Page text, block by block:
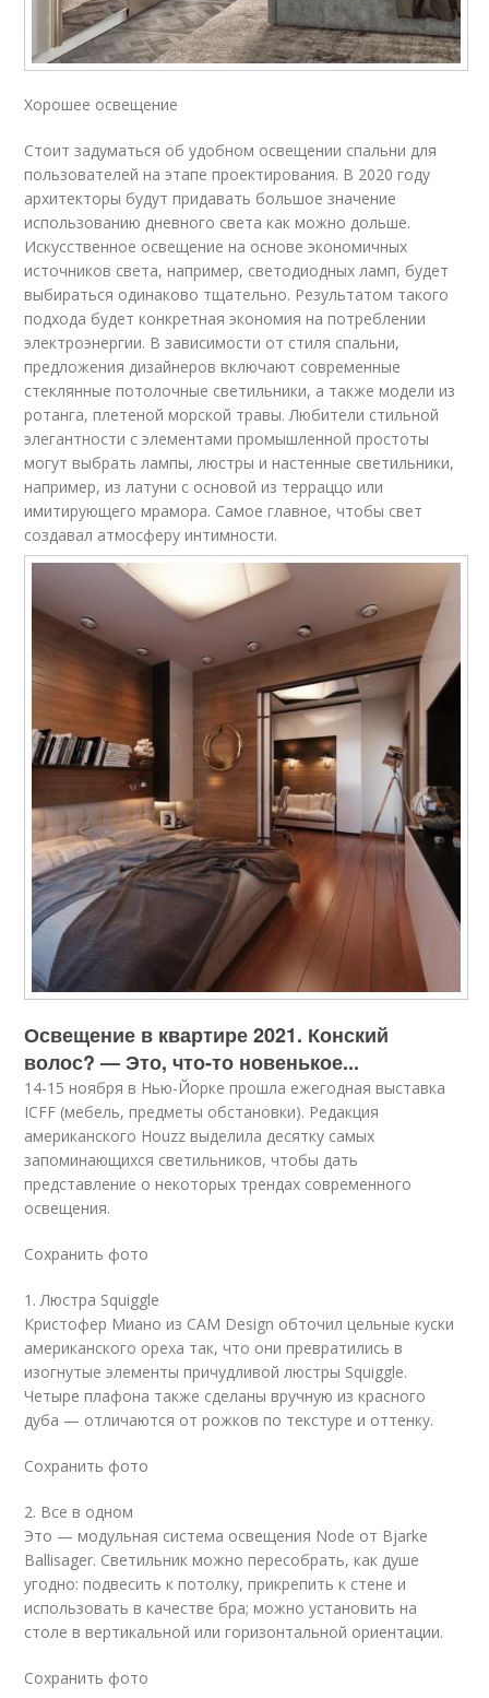
Хорошее освещение
Стоит задуматься об удобном освещении спальни для
пользователей на этапе проектирования. В 2020 году
архитекторы будут придавать большое значение
использованию дневного света как можно дольше.
Искусственное освещение на основе экономичных
источников света, например, светодиодных ламп, будет
выбираться одинаково тщательно. Результатом такого
подхода будет конкретная экономия на потреблении
электроэнергии. В зависимости от стиля спальни,
предложения дизайнеров включают современные
стеклянные потолочные светильники, а также модели из
ротанга, плетеной морской травы. Любители стильной
элегантности с элементами промышленной простоты
могут выбрать лампы, люстры и настенные светильники,
например, из латуни с основой из терраццо или
имитирующего мрамора. Самое главное, чтобы свет
создавал атмосферу интимности.
Освещение в квартире 2021. Конский
волос? — Это, что-то новенькое...
14-15 ноября в Нью-Йорке прошла ежегодная выставка
ICFF (мебель, предметы обстановки). Редакция
американского Houzz выделила десятку самых
запоминающихся светильников, чтобы дать
представление о некоторых трендах современного
освещения.
Сохранить фото
1. Люстра Squiggle
Кристофер Миано из CAM Design обточил цельные куски
американского ореха так, что они превратились в
изогнутые элементы причудливой люстры Squiggle.
Четыре плафона также сделаны вручную из красного
дуба — отличаются от рожков по текстуре и оттенку.
Сохранить фото
2. Все в одном
Это — модульная система освещения Node от Bjarke
Ballisager. Светильник можно пересобрать, как душе
угодно: подвесить к потолку, прикрепить к стене и
использовать в качестве бра; можно установить на
столе в вертикальной или горизонтальной ориентации.
Сохранить фото